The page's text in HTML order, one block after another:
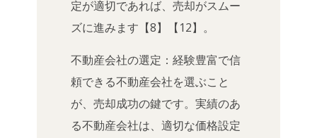
定が適切であれば、売却がスムー
ズに進みます【8】【12】。
不動産会社の選定：経験豊富で信
頼できる不動産会社を選ぶこと
が、売却成功の鍵です。実績のあ
る不動産会社は、適切な価格設定